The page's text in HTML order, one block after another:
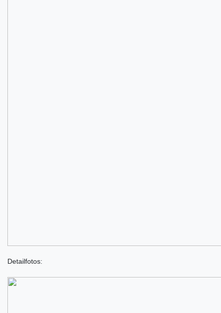
Detailfotos: